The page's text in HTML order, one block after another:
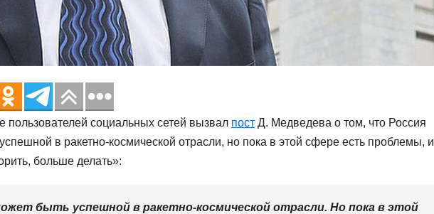
пользователей социальных сетей вызвал пост Д. Медведева о том, что Россия
в ракетно-космической отрасли, но пока в этой сфере есть проблемы, и
больше делать»:
быть успешной в ракетно-космической отрасли. Но пока в этой